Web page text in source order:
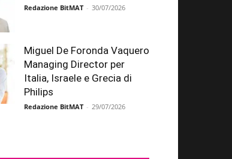
Redazione BitMAT - 30/07/2026
Miguel De Foronda Vaquero
Managing Director per
Italia, Israele e Grecia di
Philips
Redazione BitMAT - 29/07/2026